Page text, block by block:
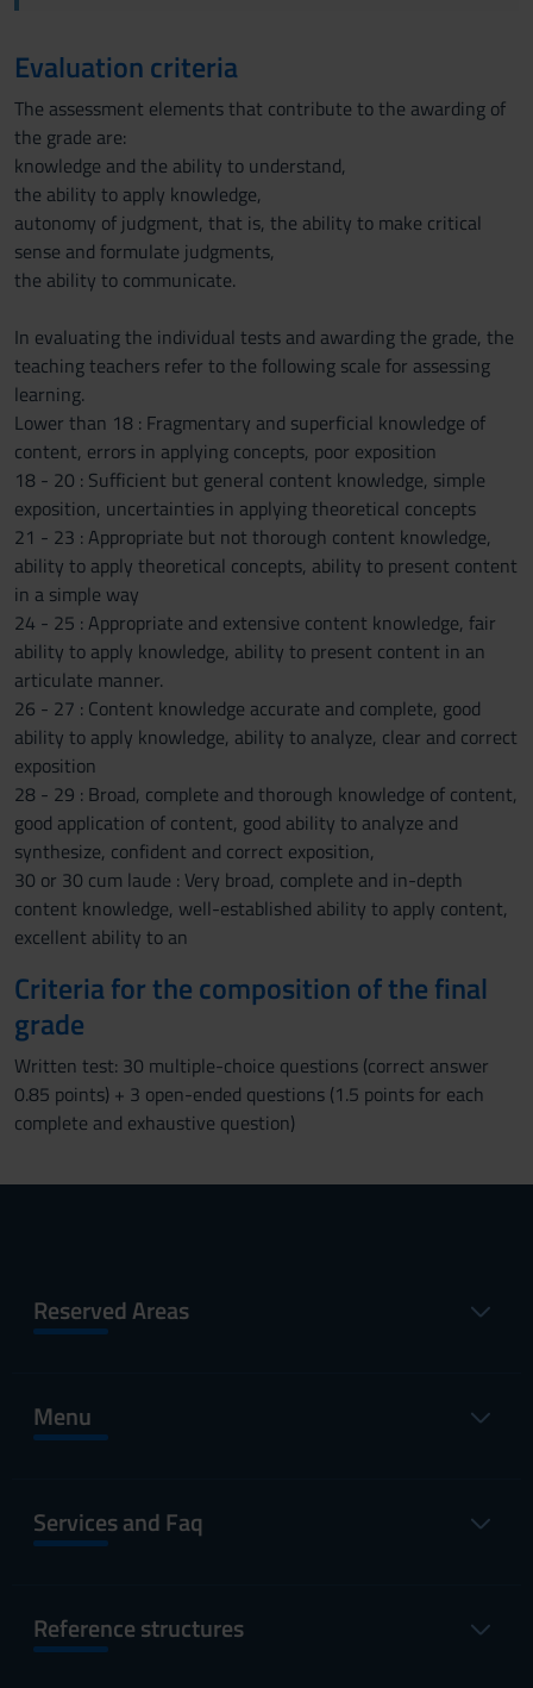
Evaluation criteria
The assessment elements that contribute to the awarding of
the grade are:
knowledge and the ability to understand,
the ability to apply knowledge,
autonomy of judgment, that is, the ability to make critical
sense and formulate judgments,
the ability to communicate.
In evaluating the individual tests and awarding the grade, the
teaching teachers refer to the following scale for assessing
learning.
Lower than 18 : Fragmentary and superficial knowledge of
content, errors in applying concepts, poor exposition
18 - 20 : Sufficient but general content knowledge, simple
exposition, uncertainties in applying theoretical concepts
21 - 23 : Appropriate but not thorough content knowledge,
ability to apply theoretical concepts, ability to present content
in a simple way
24 - 25 : Appropriate and extensive content knowledge, fair
ability to apply knowledge, ability to present content in an
articulate manner.
26 - 27 : Content knowledge accurate and complete, good
ability to apply knowledge, ability to analyze, clear and correct
exposition
28 - 29 : Broad, complete and thorough knowledge of content,
good application of content, good ability to analyze and
synthesize, confident and correct exposition,
30 or 30 cum laude : Very broad, complete and in-depth
content knowledge, well-established ability to apply content,
excellent ability to an
Criteria for the composition of the final
grade
Written test: 30 multiple-choice questions (correct answer
0.85 points) + 3 open-ended questions (1.5 points for each
complete and exhaustive question)
Reserved Areas
Menu
Services and Faq
Reference structures